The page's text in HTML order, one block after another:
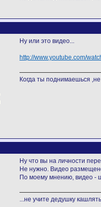
Ну или это видео...
http://www.youtube.com/
Когда ты поднимаешься
Ну что вы на личности
Не нужно. Видео
По моему мнению, видео -
...не учите дедушку